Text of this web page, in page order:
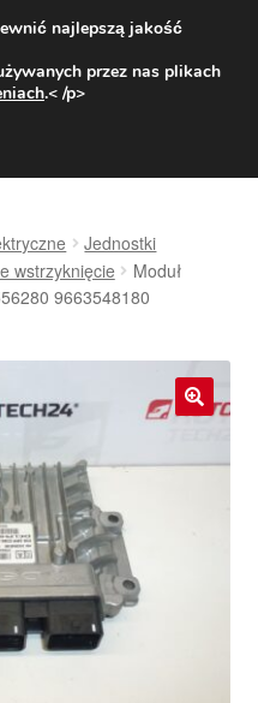
31 zł
800 003 167
Jednostki
wstrzyknięcie
Moduł
9663548180
najlepszą jakość
przez nas plikach
.< /p>